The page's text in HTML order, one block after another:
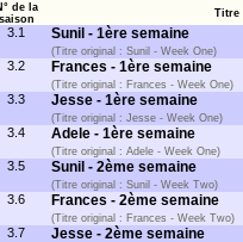
de la
saison
Titre
3.1 Sunil - 1ère semaine
(Titre original : Sunil - Week One)
3.2 Frances - 1ère semaine
(Titre original : Frances - Week One)
3.3 Jesse - 1ère semaine
(Titre original : Jesse - Week One)
3.4 Adele - 1ère semaine
(Titre original : Adele - Week One)
3.5 Sunil - 2ème semaine
(Titre original : Sunil - Week Two)
3.6 Frances - 2ème semaine
(Titre original : Frances - Week Two)
3.7 Jesse - 2ème semaine